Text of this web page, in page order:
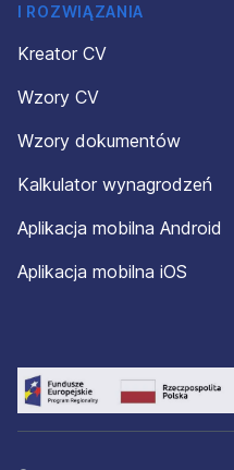
I ROZWIĄZANIA
Kreator CV
Wzory CV
Wzory dokumentów
Kalkulator wynagrodzeń
Aplikacja mobilna Android
Aplikacja mobilna iOS